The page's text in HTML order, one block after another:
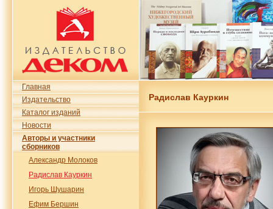
Главная
Издательство
Каталог изданий
Новости
Авторы и участники
сборников
Александр Молоков
Радислав Кауркин
Игорь Шушарин
Ефим Бершин
Радислав Кауркин